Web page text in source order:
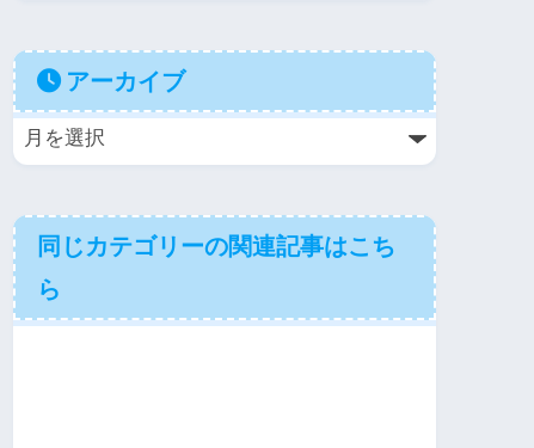
アーカイブ
同じカテゴリーの関連記事はこち
ら